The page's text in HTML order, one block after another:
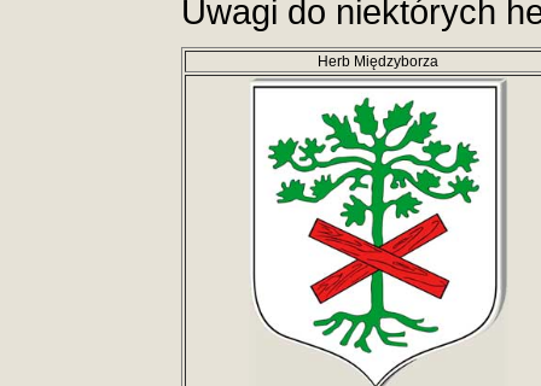
Uwagi do niektórych
Herb Międzyborza